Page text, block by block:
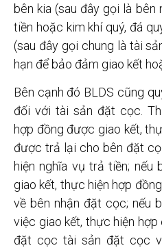
bên kia (sau đây gọi là
tiền hoặc kim khí quý, đá
(sau đây gọi chung là tài
hạn để bảo đảm giao kết
Bên cạnh đó BLDS cũng
đối với tài sản đặt cọc.
hợp đồng được giao kết,
được trả lại cho bên đặt
hiện nghĩa vụ trả tiền;
giao kết, thực hiện hợp
về bên nhận đặt cọc; nếu
việc giao kết, thực hiện
đặt cọc tài sản đặt cọc